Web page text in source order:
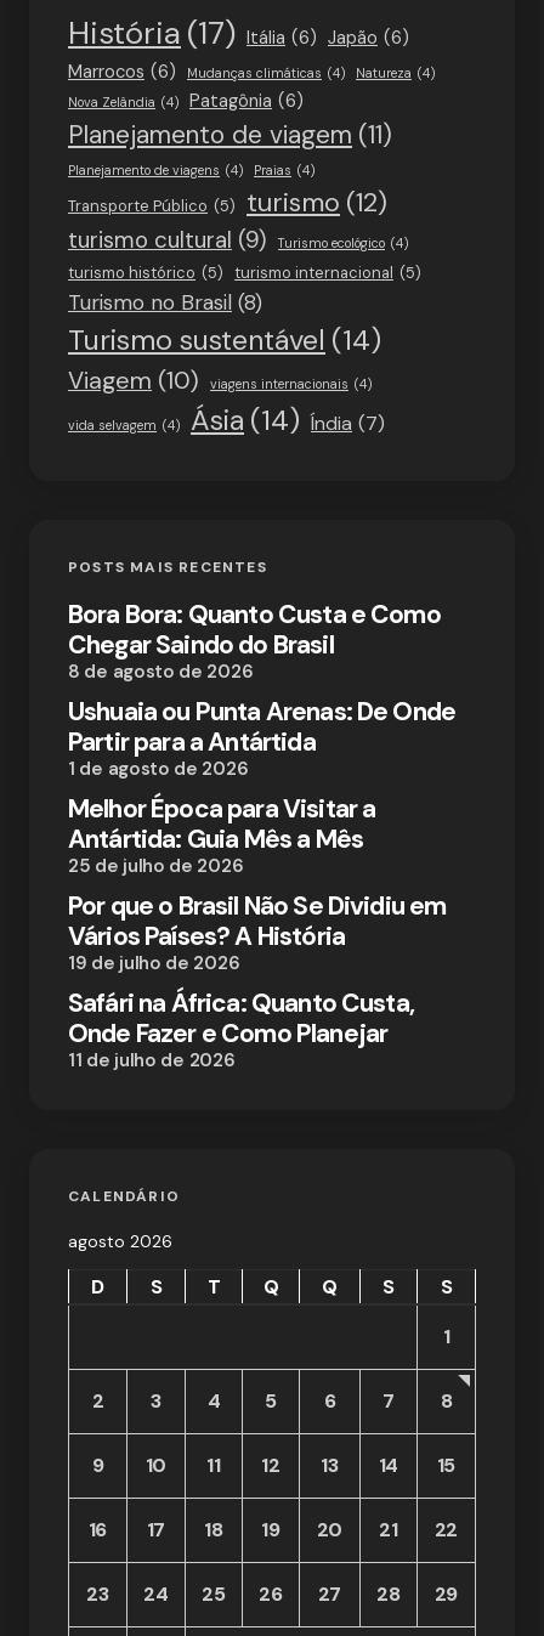
História (17) Itália (6) Japão (6)
Marrocos (6) Mudanças climáticas (4) Natureza (4)
Nova Zelândia (4) Patagônia (6)
Planejamento de viagem (11)
Planejamento de viagens (4) Praias (4)
Transporte Público (5) turismo (12)
turismo cultural (9) Turismo ecológico (4)
turismo histórico (5) turismo internacional (5)
Turismo no Brasil (8)
Turismo sustentável (14)
Viagem (10) viagens internacionais (4)
vida selvagem (4) Ásia (14) Índia (7)
POSTS MAIS RECENTES
Bora Bora: Quanto Custa e Como
Chegar Saindo do Brasil
8 de agosto de 2026
Ushuaia ou Punta Arenas: De Onde
Partir para a Antártida
1 de agosto de 2026
Melhor Época para Visitar a
Antártida: Guia Mês a Mês
25 de julho de 2026
Por que o Brasil Não Se Dividiu em
Vários Países? A História
19 de julho de 2026
Safári na África: Quanto Custa,
Onde Fazer e Como Planejar
11 de julho de 2026
CALENDÁRIO
agosto 2026
D S T Q Q S
S
1
2 3 4 5 6 7 8
9 10 11 12 13 14 15
16 17 18 19 20 21 22
23 24 25 26 27 28 29